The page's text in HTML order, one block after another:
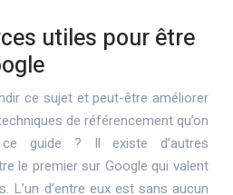
utiles pour être
ce sujet et peut-être améliorer
de référencement qu’on
guide ? Il existe d’autres
le premier sur Google qui valent
L’un d’entre eux est sans aucun